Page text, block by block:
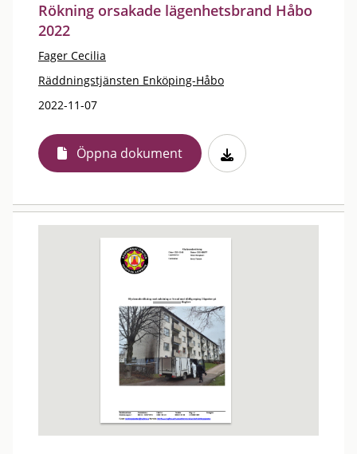
Rökning orsakade lägenhetsbrand Håbo
2022
Fager Cecilia
Räddningstjänsten Enköping-Håbo
2022-11-07
Öppna dokument